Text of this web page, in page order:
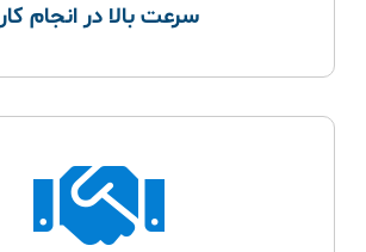
سرعت بالا در انجام کار